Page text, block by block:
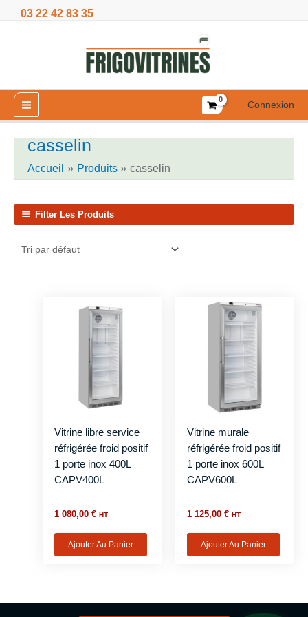
03 22 42 83 35
Connexion
casselin
Accueil Produits casselin
Filter Les Produits
Vitrine libre service
réfrigérée froid positif
1 porte inox 400L
CAPV400L
1 080,00 € HT
Ajouter Au Panier
Vitrine murale
réfrigérée froid positif
1 porte inox 600L
CAPV600L
1 125,00 € HT
Ajouter Au Panier